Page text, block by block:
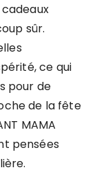
sûr.
ce qui
pour de
de la fête
MAMA
pensées